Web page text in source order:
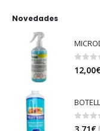
Novedades
0 out
12,00
0out